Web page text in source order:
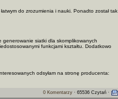
do zrozumienia i nauki. Ponadto został tak
generowanie siatki dla skomplikowanych
funkcjami kształtu. Dodatkowo
odsyłam na stronę producenta:
0 Komentarzy · 65536 Czytań ·